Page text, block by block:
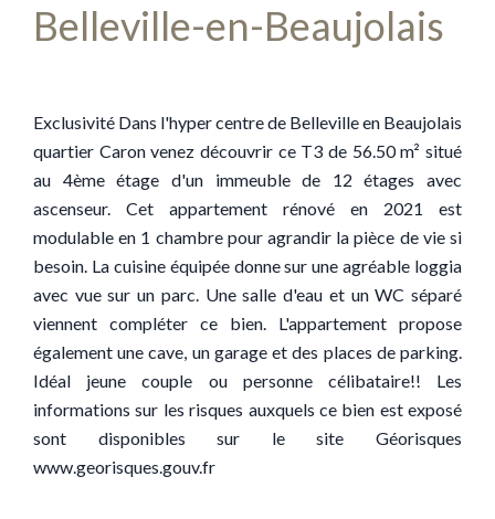
Belleville-en-Beaujolais
Exclusivité Dans l'hyper centre de Belleville en Beaujolais
quartier Caron venez découvrir ce T3 de 56.50 m² situé
au 4ème étage d'un immeuble de 12 étages avec
ascenseur. Cet appartement rénové en 2021 est
modulable en 1 chambre pour agrandir la pièce de vie si
besoin. La cuisine équipée donne sur une agréable loggia
avec vue sur un parc. Une salle d'eau et un WC séparé
viennent compléter ce bien. L'appartement propose
également une cave, un garage et des places de parking.
Idéal jeune couple ou personne célibataire!! Les
informations sur les risques auxquels ce bien est exposé
sont disponibles sur le site Géorisques
www.georisques.gouv.fr